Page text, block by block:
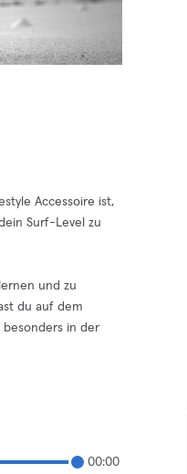
Accessoire ist,
Surf-Level zu
und zu
du auf dem
in der
00:00